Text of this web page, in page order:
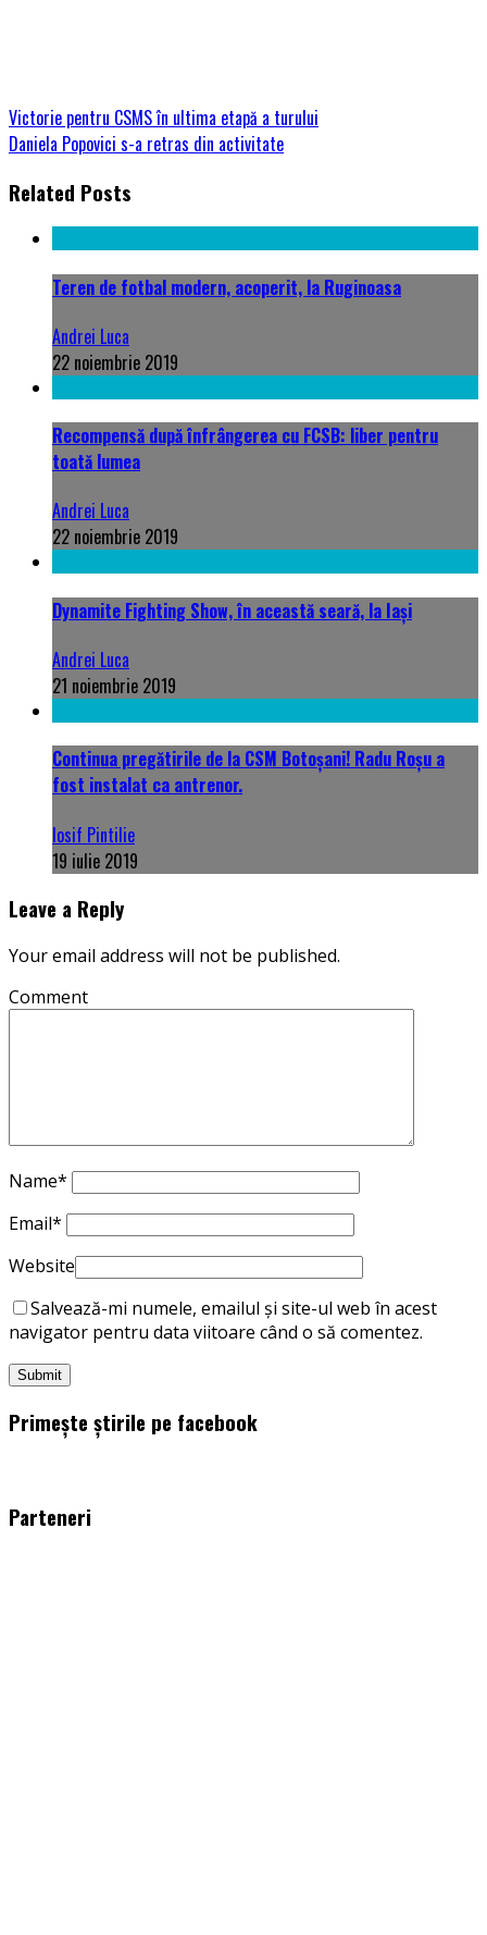
Victorie pentru CSMS în ultima etapă a turului
Daniela Popovici s-a retras din activitate
Related Posts
Teren de fotbal modern, acoperit, la Ruginoasa
Andrei Luca
22 noiembrie 2019
Recompensă după înfrângerea cu FCSB: liber pentru
toată lumea
Andrei Luca
22 noiembrie 2019
Dynamite Fighting Show, în această seară, la Iași
Andrei Luca
21 noiembrie 2019
Continua pregătirile de la CSM Botoșani! Radu Roșu a
fost instalat ca antrenor.
Iosif Pintilie
19 iulie 2019
Leave a Reply
Your email address will not be published.
Comment
Name*
Email*
Website
Salvează-mi numele, emailul și site-ul web în acest
navigator pentru data viitoare când o să comentez.
Primește știrile pe facebook
Parteneri